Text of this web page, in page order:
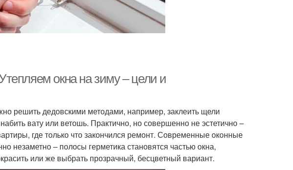
окна на зиму – цели и
решить дедовскими методами, например, заклеить щели
вату или ветошь. Практично, но совершенно не эстетично –
где только что закончился ремонт. Современные оконные
незаметно – полосы герметика становятся частью окна,
или же выбрать прозрачный, бесцветный вариант.